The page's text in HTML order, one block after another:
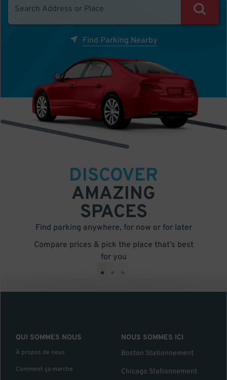
Find Parking Nearby
DISCOVER
AMAZING
SPACES
Find parking anywhere, for now or for later
Compare prices & pick the place that’s best
for you
• • •
QUI SOMMES NOUS
À propos de nous
Comment ça marche
NOUS SOMMES ICI
Boston Stationnement
Chicago Stationnement